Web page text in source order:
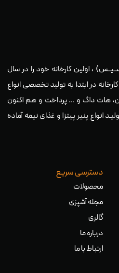
، اولین کارخانه خود را در سال
کارخانه در ابتدا به تولید تخصصی انواع
هات داگ و … پرداخت و هم اکنون
انواع پنیر پیتزا و غذای نیمه آماده
دسترسی سریع
محصولات
مجله آشپزی
گالری
درباره ما
ارتباط با ما